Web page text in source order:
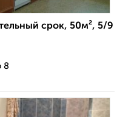
срок, 50м², 5/9
8